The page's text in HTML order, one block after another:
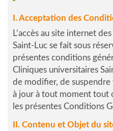
I. Acceptation des
L’accès au site internet
Saint-Luc se fait sous
présentes conditions
Cliniques universitaires
de modifier, de
à jour à tout moment tout
les présentes Conditions
II. Contenu et Objet du